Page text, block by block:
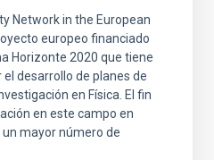
Network in the European
europeo financiado
Horizonte 2020 que tiene
desarrollo de planes de
en Física. El fin
en este campo en
mayor número de